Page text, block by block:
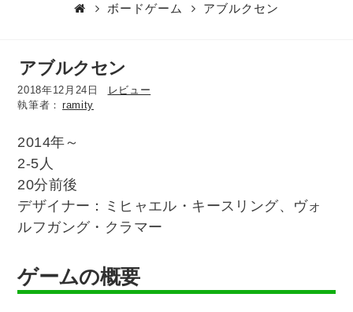
イ
ス
ボードゲーム アブルクセン
アブルクセン
2018年12月24日
レビュー
ramity
2014年～
2-5人
20分前後
デザイナー：ミヒャエル・キースリング、ヴォ
ルフガング・クラマー
ゲームの概要